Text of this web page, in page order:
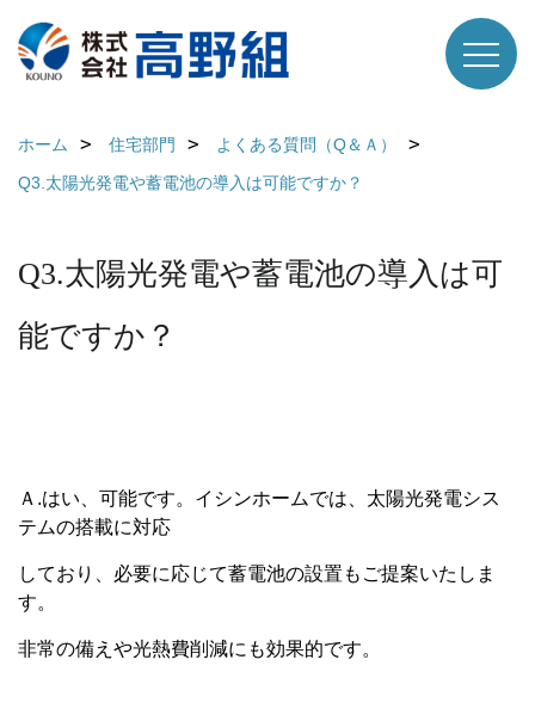
ホーム 住宅部門
よくある質問（Q＆Ａ）
Q3.太陽光発電や蓄電池の導入は可能ですか？
Q3.太陽光発電や蓄電池の導入は可
能ですか？
Ａ.はい、可能です。イシンホームでは、太陽光発電シス
テムの搭載に対応
しており、必要に応じて蓄電池の設置もご提案いたしま
す。
非常の備えや光熱費削減にも効果的です。